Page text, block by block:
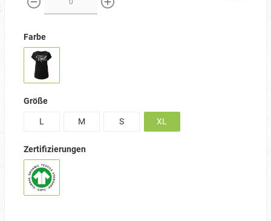
weniger mehr
Farbe
Größe
L
M S XL
Zertifizierungen